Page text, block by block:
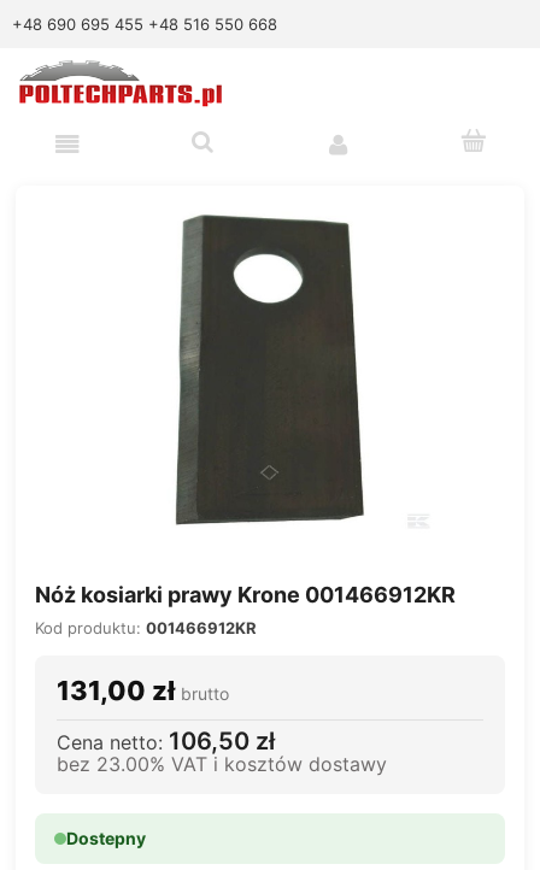
+48 690 695 455 +48 516 550 668
Nóż kosiarki prawy Krone 001466912KR
Kod produktu: 001466912KR
131,00 zł brutto
Cena netto: 106,50 zł
bez 23.00% VAT i kosztów dostawy
Dostepny